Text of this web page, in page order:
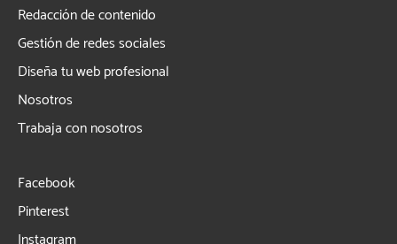
Redacción de contenido
Gestión de redes sociales
Diseña tu web profesional
Nosotros
Trabaja con nosotros
Facebook
Pinterest